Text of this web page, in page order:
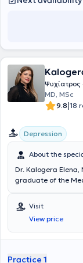
MD, MSc
9.8|18
Depression
About the
Dr. Kalogera Elena,
graduate of the
in Psychoanalytic
Psychometrics.
Mental Health
Hospital and at the
Visit
View price
Practice 1